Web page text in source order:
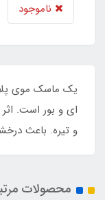
ناموجود
یک ماسک موی
ای و بور است.
و تیره. باعث
محصولات